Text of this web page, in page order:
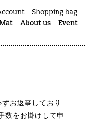
Shopping bag
About us Event
お返事しており
数をお掛けして申